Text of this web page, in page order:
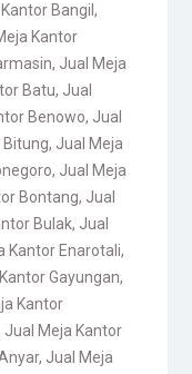
Bangil ,
Kantor
, Jual Meja
Batu, Jual
Benowo, Jual
Bitung, Jual Meja
, Jual Meja
Bontang, Jual
Bulak, Jual
Kantor Enarotali,
Gayungan,
Kantor
Jual Meja Kantor
, Jual Meja